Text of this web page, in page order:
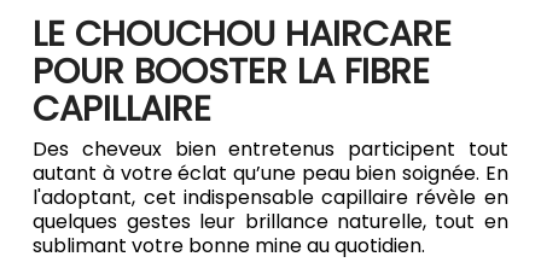
LE CHOUCHOU HAIRCARE
POUR BOOSTER LA FIBRE
CAPILLAIRE
Des cheveux bien entretenus participent tout
autant à votre éclat qu’une peau bien soignée. En
l'adoptant, cet indispensable capillaire révèle en
quelques gestes leur brillance naturelle, tout en
sublimant votre bonne mine au quotidien.